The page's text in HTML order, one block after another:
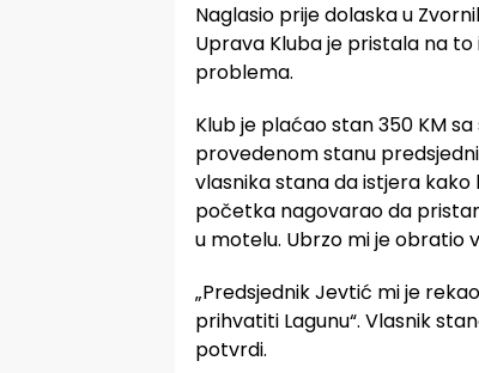
Naglasio prije dolaska u
Uprava Kluba je pristala na
problema.
Klub je plaćao stan 350 KM
provedenom stanu
vlasnika stana da istjera
početka nagovarao da
u motelu. Ubrzo mi je obratio
„Predsjednik Jevtić mi je
prihvatiti Lagunu“. Vlasnik
potvrdi.